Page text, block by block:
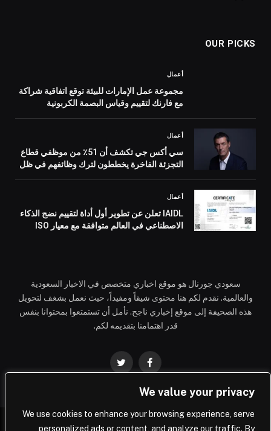
We value your privacy
We use cookies to enhance your browsing experience, serve
personalized ads or content, and analyze our traffic. By
OUR PICKS
أعمال
مجموعة عمل الإمارات للبيئة توقع اتفاقية شراكة
مع فارنك لتقييم وقياس البصمة الكربونية
أعمال
سي أكس جي تكشف أن 51٪ من موظفي قطاع
التجزئة الفاخرة يخططون لترك وظائفهم في ظل
أعمال
IAIDL تعلن عن تطوير أول أداة لتقييم نضج الذكاء
الاصطناعي في العالم متوافقة مع معيار ISO
سعودي جورنال هو موقع اخباري متخصص في الاخبار السعودية
والعالمية. نقدم لكم هنا محتوى شيقاً ومفيداً، حيث نعمل بشغف لتحويل
هذه الصحيفة إلى موقع إخباري ناجح. نأمل أن تستمتعوا بمحتوانا بنفس
قدر اهتمامنا بتقديمه لكم.
فيسبوكتويتر